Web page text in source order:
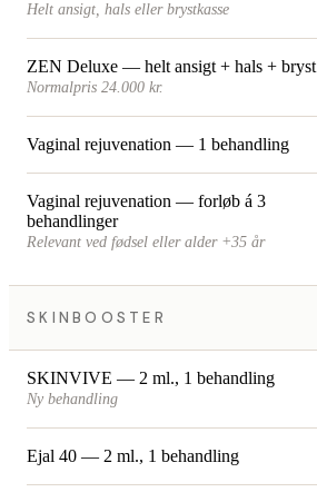
Helt ansigt, hals eller brystkasse
ZEN Deluxe — helt ansigt + hals + bryst
Normalpris 24.000 kr.
Vaginal rejuvenation — 1 behandling
Vaginal rejuvenation — forløb á 3
behandlinger
Relevant ved fødsel eller alder +35 år
SKINBOOSTER
SKINVIVE — 2 ml., 1 behandling
Ny behandling
Ejal 40 — 2 ml., 1 behandling